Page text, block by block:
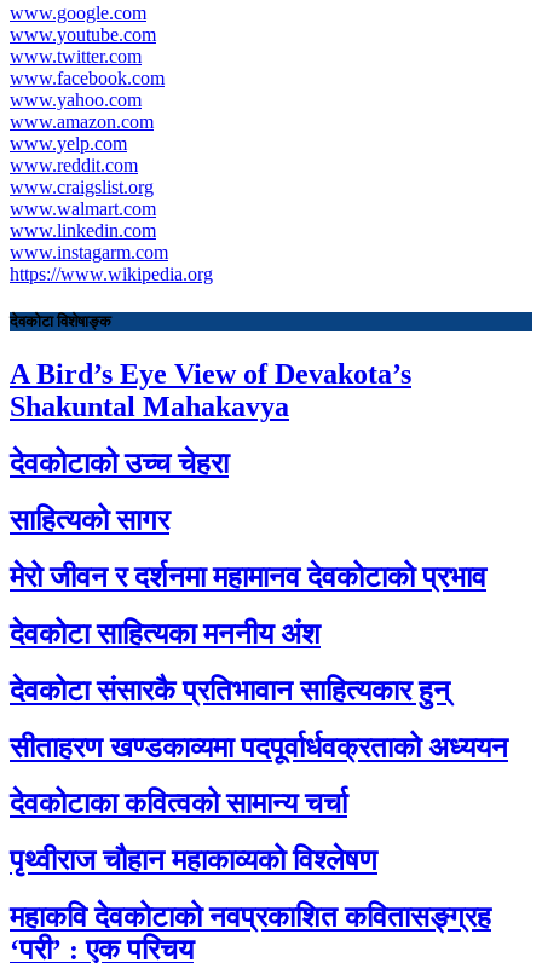
www.google.com
www.youtube.com
www.twitter.com
www.facebook.com
www.yahoo.com
www.amazon.com
www.yelp.com
www.reddit.com
www.craigslist.org
www.walmart.com
www.linkedin.com
www.instagarm.com
https://www.wikipedia.org
देवकोटा विशेषाङ्क
A Bird’s Eye View of Devakota’s
Shakuntal Mahakavya
देवकोटाको उच्च चेहरा
साहित्यको सागर
मेरो जीवन र दर्शनमा महामानव देवकोटाको प्रभाव
देवकोटा साहित्यका मननीय अंश
देवकोटा संसारकै प्रतिभावान साहित्यकार हुन्
सीताहरण खण्डकाव्यमा पदपूर्वार्धवक्रताको अध्ययन
देवकोटाका कवित्वको सामान्य चर्चा
पृथ्वीराज चौहान महाकाव्यको विश्लेषण
महाकवि देवकोटाको नवप्रकाशित कवितासङ्ग्रह
‘परी’ : एक परिचय